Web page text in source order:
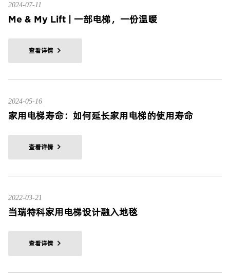
2024-07-11
Me & My Lift | 一部电梯，一份温暖
查看详情
2024-05-16
家用电梯寿命：如何延长家用电梯的使用寿命
查看详情
2022-03-21
当瑞特科家用电梯设计融入地毯
查看详情